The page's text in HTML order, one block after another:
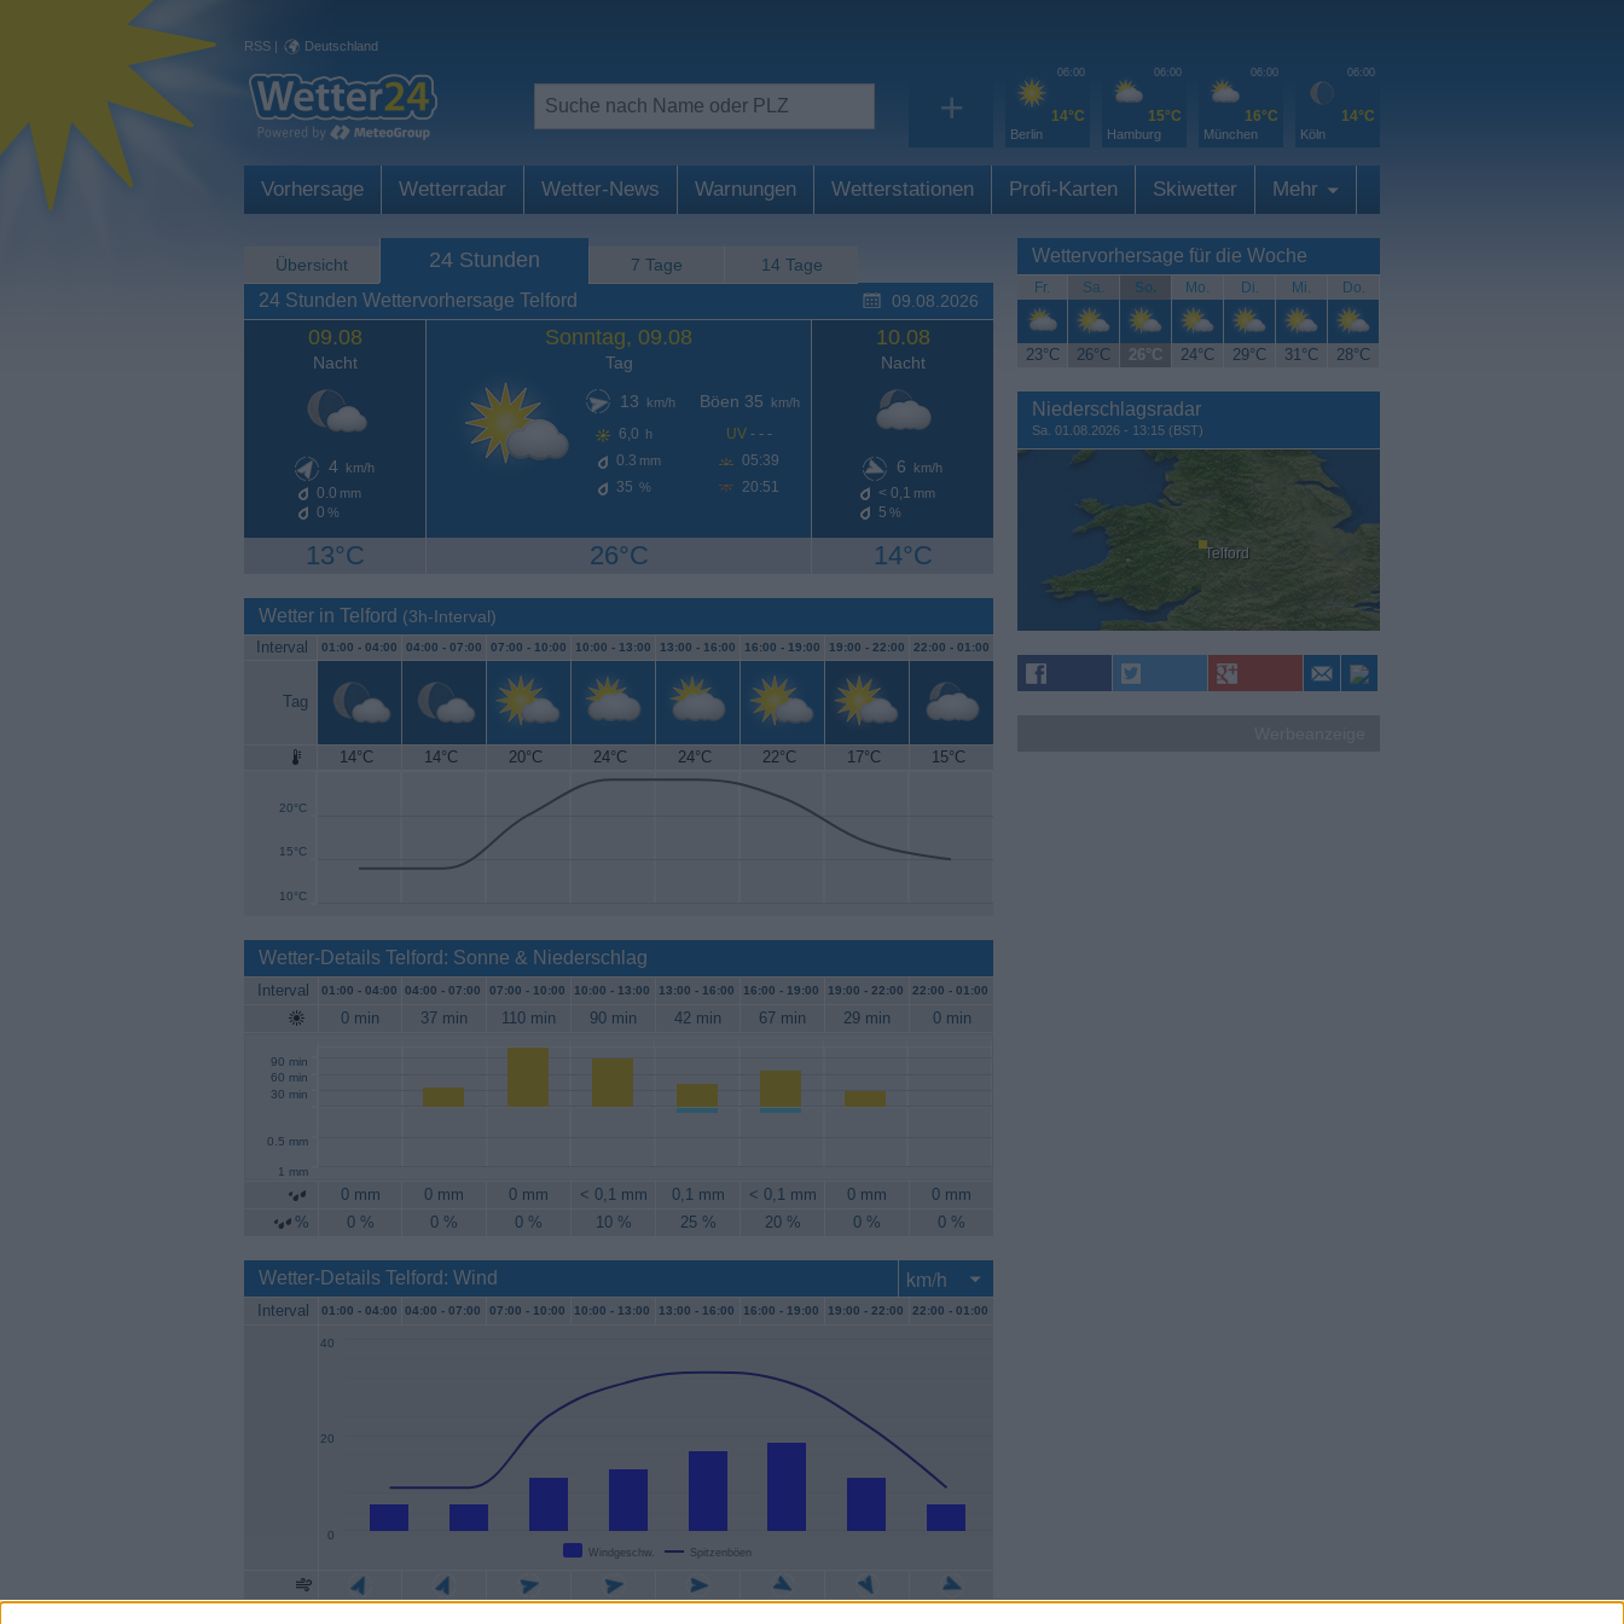
RSS | Deutschland
+
06:00
14°C
Berlin
06:00
15°C
Hamburg
06:00
16°C
München
06:00
14°C
Köln
Vorhersage Wetterradar Wetter-News Warnungen Wetterstationen Profi-Karten Skiwetter Mehr
Übersicht 24 Stunden 7 Tage 14 Tage
24 Stunden Wettervorhersage Telford 09.08.2026
09.08
Nacht
4 km/h
0.0 mm
0 %
13°C
Sonntag, 09.08
Tag
13
km/h
6,0 h
0.3 mm
35 %
Böen 35 km/h
UV - - -
05:39
20:51
26°C
10.08
Nacht
6 km/h
< 0,1 mm
5 %
14°C
Wetter in Telford (3h-Interval)
Interval 01:00 - 04:00 04:00 - 07:00 07:00 - 10:00 10:00 - 13:00 13:00 - 16:00 16:00 - 19:00 19:00 - 22:00 22:00 - 01:00
Tag
14°C 14°C 20°C 24°C 24°C 22°C 17°C 15°C
10°C
15°C
20°C
25°C
Wetter-Details Telford: Sonne & Niederschlag
Interval 01:00 - 04:00 04:00 - 07:00 07:00 - 10:00 10:00 - 13:00 13:00 - 16:00 16:00 - 19:00 19:00 - 22:00 22:00 - 01:00
0 min 37 min 110 min 90 min 42 min 67 min 29 min 0 min
30 min
60 min
90 min
0.5 mm
1 mm
0 mm 0 mm 0 mm < 0,1 mm 0,1 mm < 0,1 mm 0 mm
0 mm
%
0 % 0 % 0 % 10 % 25 % 20 % 0 % 0 %
Wetter-Details Telford: Wind
Interval 01:00 - 04:00 04:00 - 07:00 07:00 - 10:00 10:00 - 13:00 13:00 - 16:00 16:00 - 19:00 19:00 - 22:00 22:00 - 01:00
Windgeschw. Spitzenböen
0
20
40
Wettervorhersage für die Woche
Fr. Sa. So. Mo. Di. Mi. Do.
23°C 26°C 26°C 24°C 29°C 31°C 28°C
Niederschlagsradar
Sa. 01.08.2026 - 13:15 (BST)
Telford